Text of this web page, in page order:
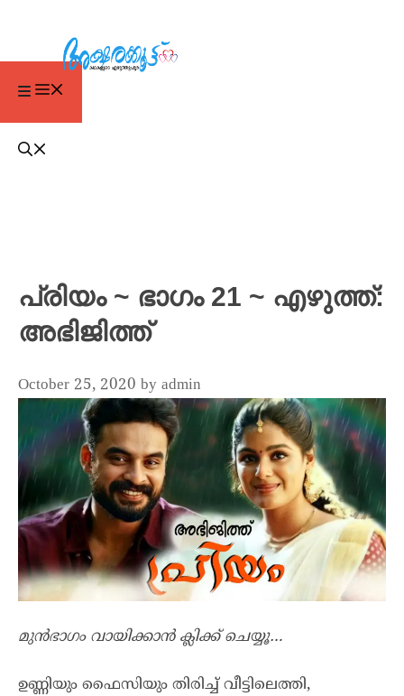
പ്രിയം ~ ഭാഗം 21 ~ എഴുത്ത്:
അഭിജിത്ത്
October 25, 2020 by admin
മുൻഭാഗം വായിക്കാൻ ക്ലിക്ക് ചെയ്യൂ…
ഉണ്ണിയും ഫൈസിയും തിരിച്ച് വീട്ടിലെത്തി,